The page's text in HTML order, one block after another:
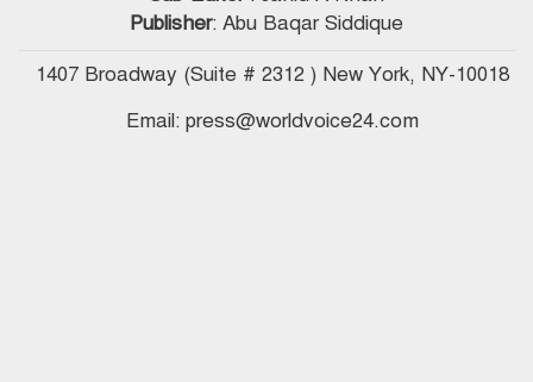
Publisher: Abu Baqar Siddique
1407 Broadway (Suite # 2312 ) New York, NY-10018
Email: press@worldvoice24.com